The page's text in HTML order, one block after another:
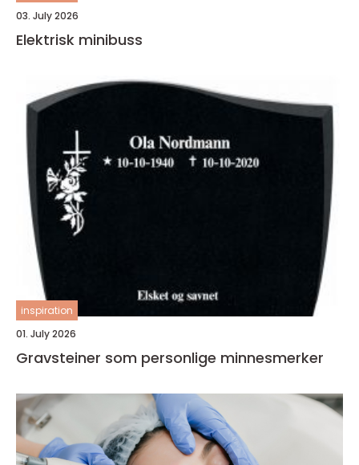
03. July 2026
Elektrisk minibuss
inspiration
01. July 2026
Gravsteiner som personlige minnesmerker